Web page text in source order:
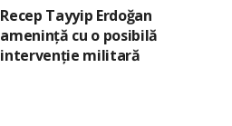
Recep Tayyip Erdoğan
amenință cu o posibilă
intervenție militară